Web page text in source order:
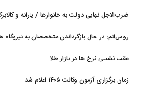
ضرب‌الاجل نهایی دولت به خانوارها / یارانه و
روس‌اتم: در حال بازگرداندن متخصصان به
عقب نشینی نرخ ها در بازار طلا
زمان برگزاری آزمون وکالت ۱۴۰۵ اعلام شد